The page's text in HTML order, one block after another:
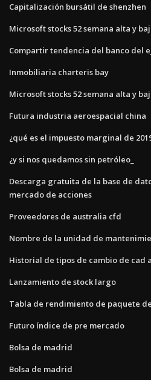
Capitalización bursátil de shenzhen
Microsoft stocks 52 semana alta y
Compartir tendencia del banco del
Inmobiliaria charteris bay
Microsoft stocks 52 semana alta y
Futura industria aeroespacial china
¿qué es el impuesto marginal de
¿y si nos quedamos sin petróleo_
Descarga gratuita de la base de
mercado de acciones
Proveedores de australia cfd
Nombre de la unidad de
Historial de tipos de cambio de cad
Lanzamiento de stock largo
Tabla de rendimiento de paquete
Futuro índice de pre mercado
Bolsa de madrid
Bolsa de madrid